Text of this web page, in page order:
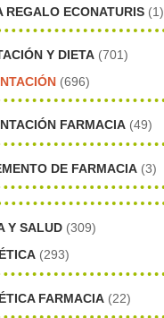
REGALO ECONATURIS (1)
Y DIETA (701)
(696)
FARMACIA (49)
DE FARMACIA (3)
Y SALUD (309)
(293)
FARMACIA (22)